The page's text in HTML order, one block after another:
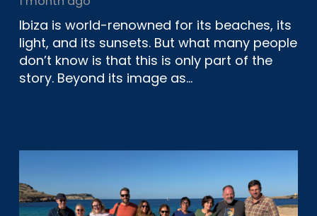
Ibiza is world-renowned for its beaches, its
light, and its sunsets. But what many people
don’t know is that this is only part of the
story. Beyond its image as…